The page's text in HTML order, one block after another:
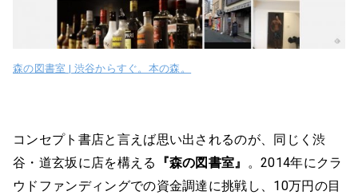
森の図書室 | 渋谷からすぐ。本の森。
コンセプト書店と言えば思い出されるのが、同じく渋
谷・道玄坂に店を構える
『森の図書室』 。2014年にクラ
ウドファンディングでの資金調達に挑戦し、10万円の目